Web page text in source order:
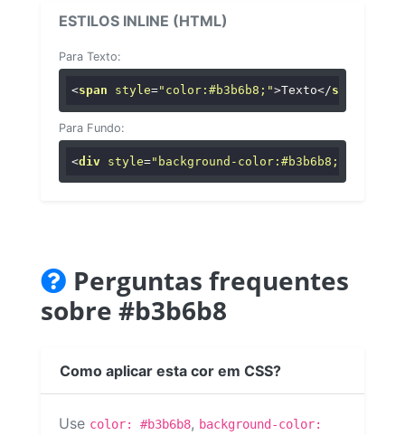
ESTILOS INLINE (HTML)
Para Texto:
<span style="color:#b3b6b8;">Texto</span
Para Fundo:
<div style="background-color:#b3b6b8;"
Perguntas frequentes
sobre #b3b6b8
Como aplicar esta cor em CSS?
Use color: #b3b6b8, background-color: